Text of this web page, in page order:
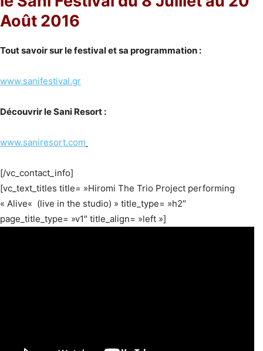
Août 2016
Tout savoir sur le festival et sa programmation :
www.sanifestival.gr
Découvrir le Sani Resort :
www.saniresort.com
[/vc_contact_info]
[vc_text_titles title= »Hiromi The Trio Project performing
« Alive« (live in the studio) » title_type= »h2″
page_title_type= »v1″ title_align= »left »]